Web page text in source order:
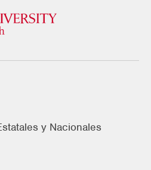
y Nacionales